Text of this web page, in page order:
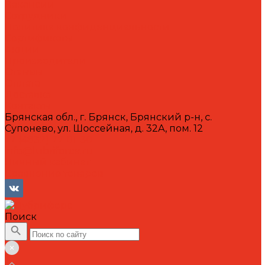
Брянская обл., г. Брянск, Брянский р-н, с.
Супонево, ул. Шоссейная, д. 32А, пом. 12
Поиск